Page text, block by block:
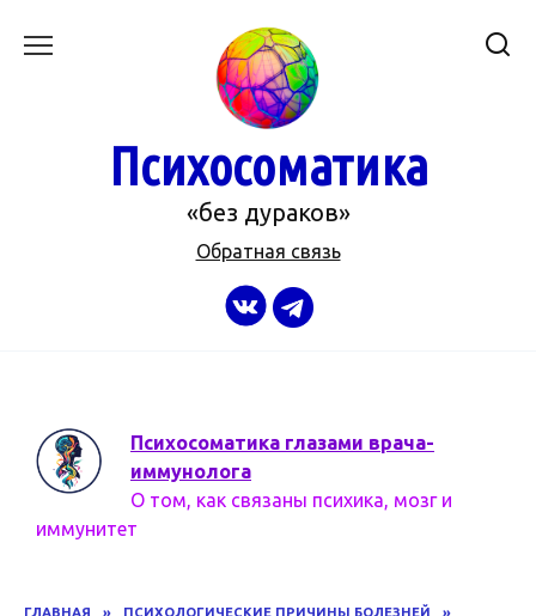
Психосоматика
«без дураков»
Обратная связь
Психосоматика глазами врача-
иммунолога
О том, как связаны психика, мозг и
иммунитет
ГЛАВНАЯ » ПСИХОЛОГИЧЕСКИЕ ПРИЧИНЫ БОЛЕЗНЕЙ
»